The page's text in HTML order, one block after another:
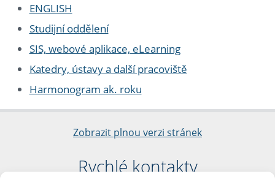
ENGLISH
Studijní oddělení
SIS, webové aplikace, eLearning
Katedry, ústavy a další pracoviště
Harmonogram ak. roku
Zobrazit plnou verzi stránek
Rychlé kontakty